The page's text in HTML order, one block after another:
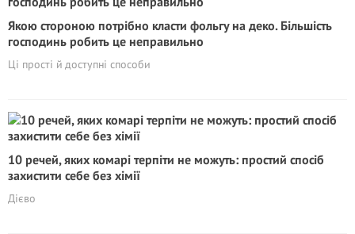
Якою стороною потрібно класти фольгу на деко. Більшість
господинь робить це неправильно
Ці прості й доступні способи
10 речей, яких комарі терпіти не можуть: простий спосіб
захистити себе без хімії
Дієво